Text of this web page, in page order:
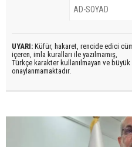
UYARI: Küfür, hakaret, rencide edici
içeren, imla kuralları ile yazılmamış,
Türkçe karakter kullanılmayan ve büyük
onaylanmamaktadır.